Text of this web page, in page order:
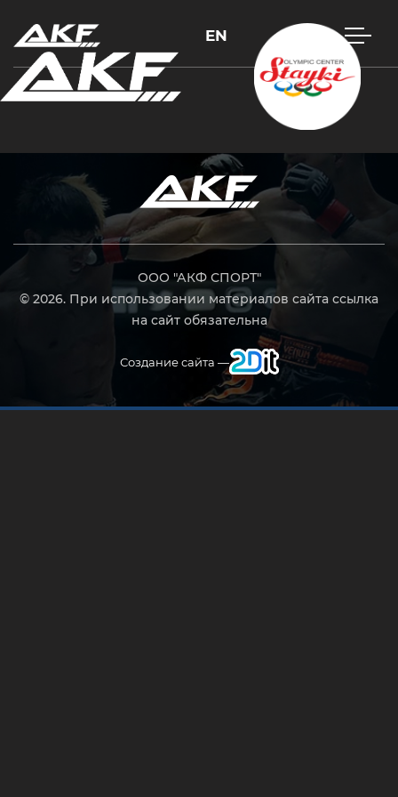
EN
ООО "АКФ СПОРТ"
© 2026. При использовании материалов сайта ссылка
на сайт обязательна
Создание сайта —
Нажмите Enter для поиска или Esc, чтобы закрыть